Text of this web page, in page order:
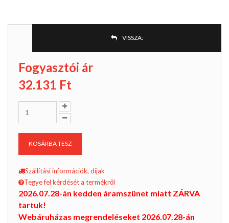
VISSZA:
Fogyasztói ár
32.131 Ft
KOSÁRBA TESZ
Szállítási információk, díjak
Tegye fel kérdését a termékről
2026.07.28-án kedden áramszünet miatt ZÁRVA
tartuk!
Webáruházas megrendeléseket 2026.07.28-án